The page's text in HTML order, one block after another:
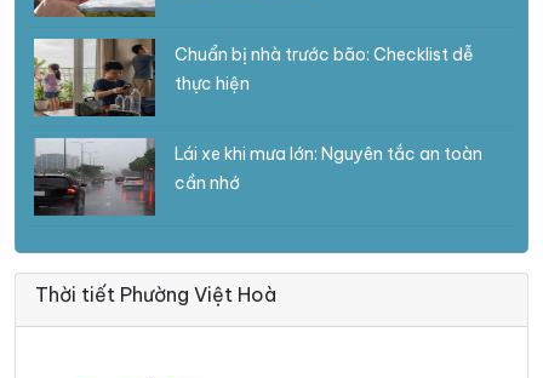
Chuẩn bị nhà trước bão: Checklist dễ
thực hiện
Lái xe khi mưa lớn: Nguyên tắc an toàn
cần nhớ
Thời tiết Phường Việt Hoà